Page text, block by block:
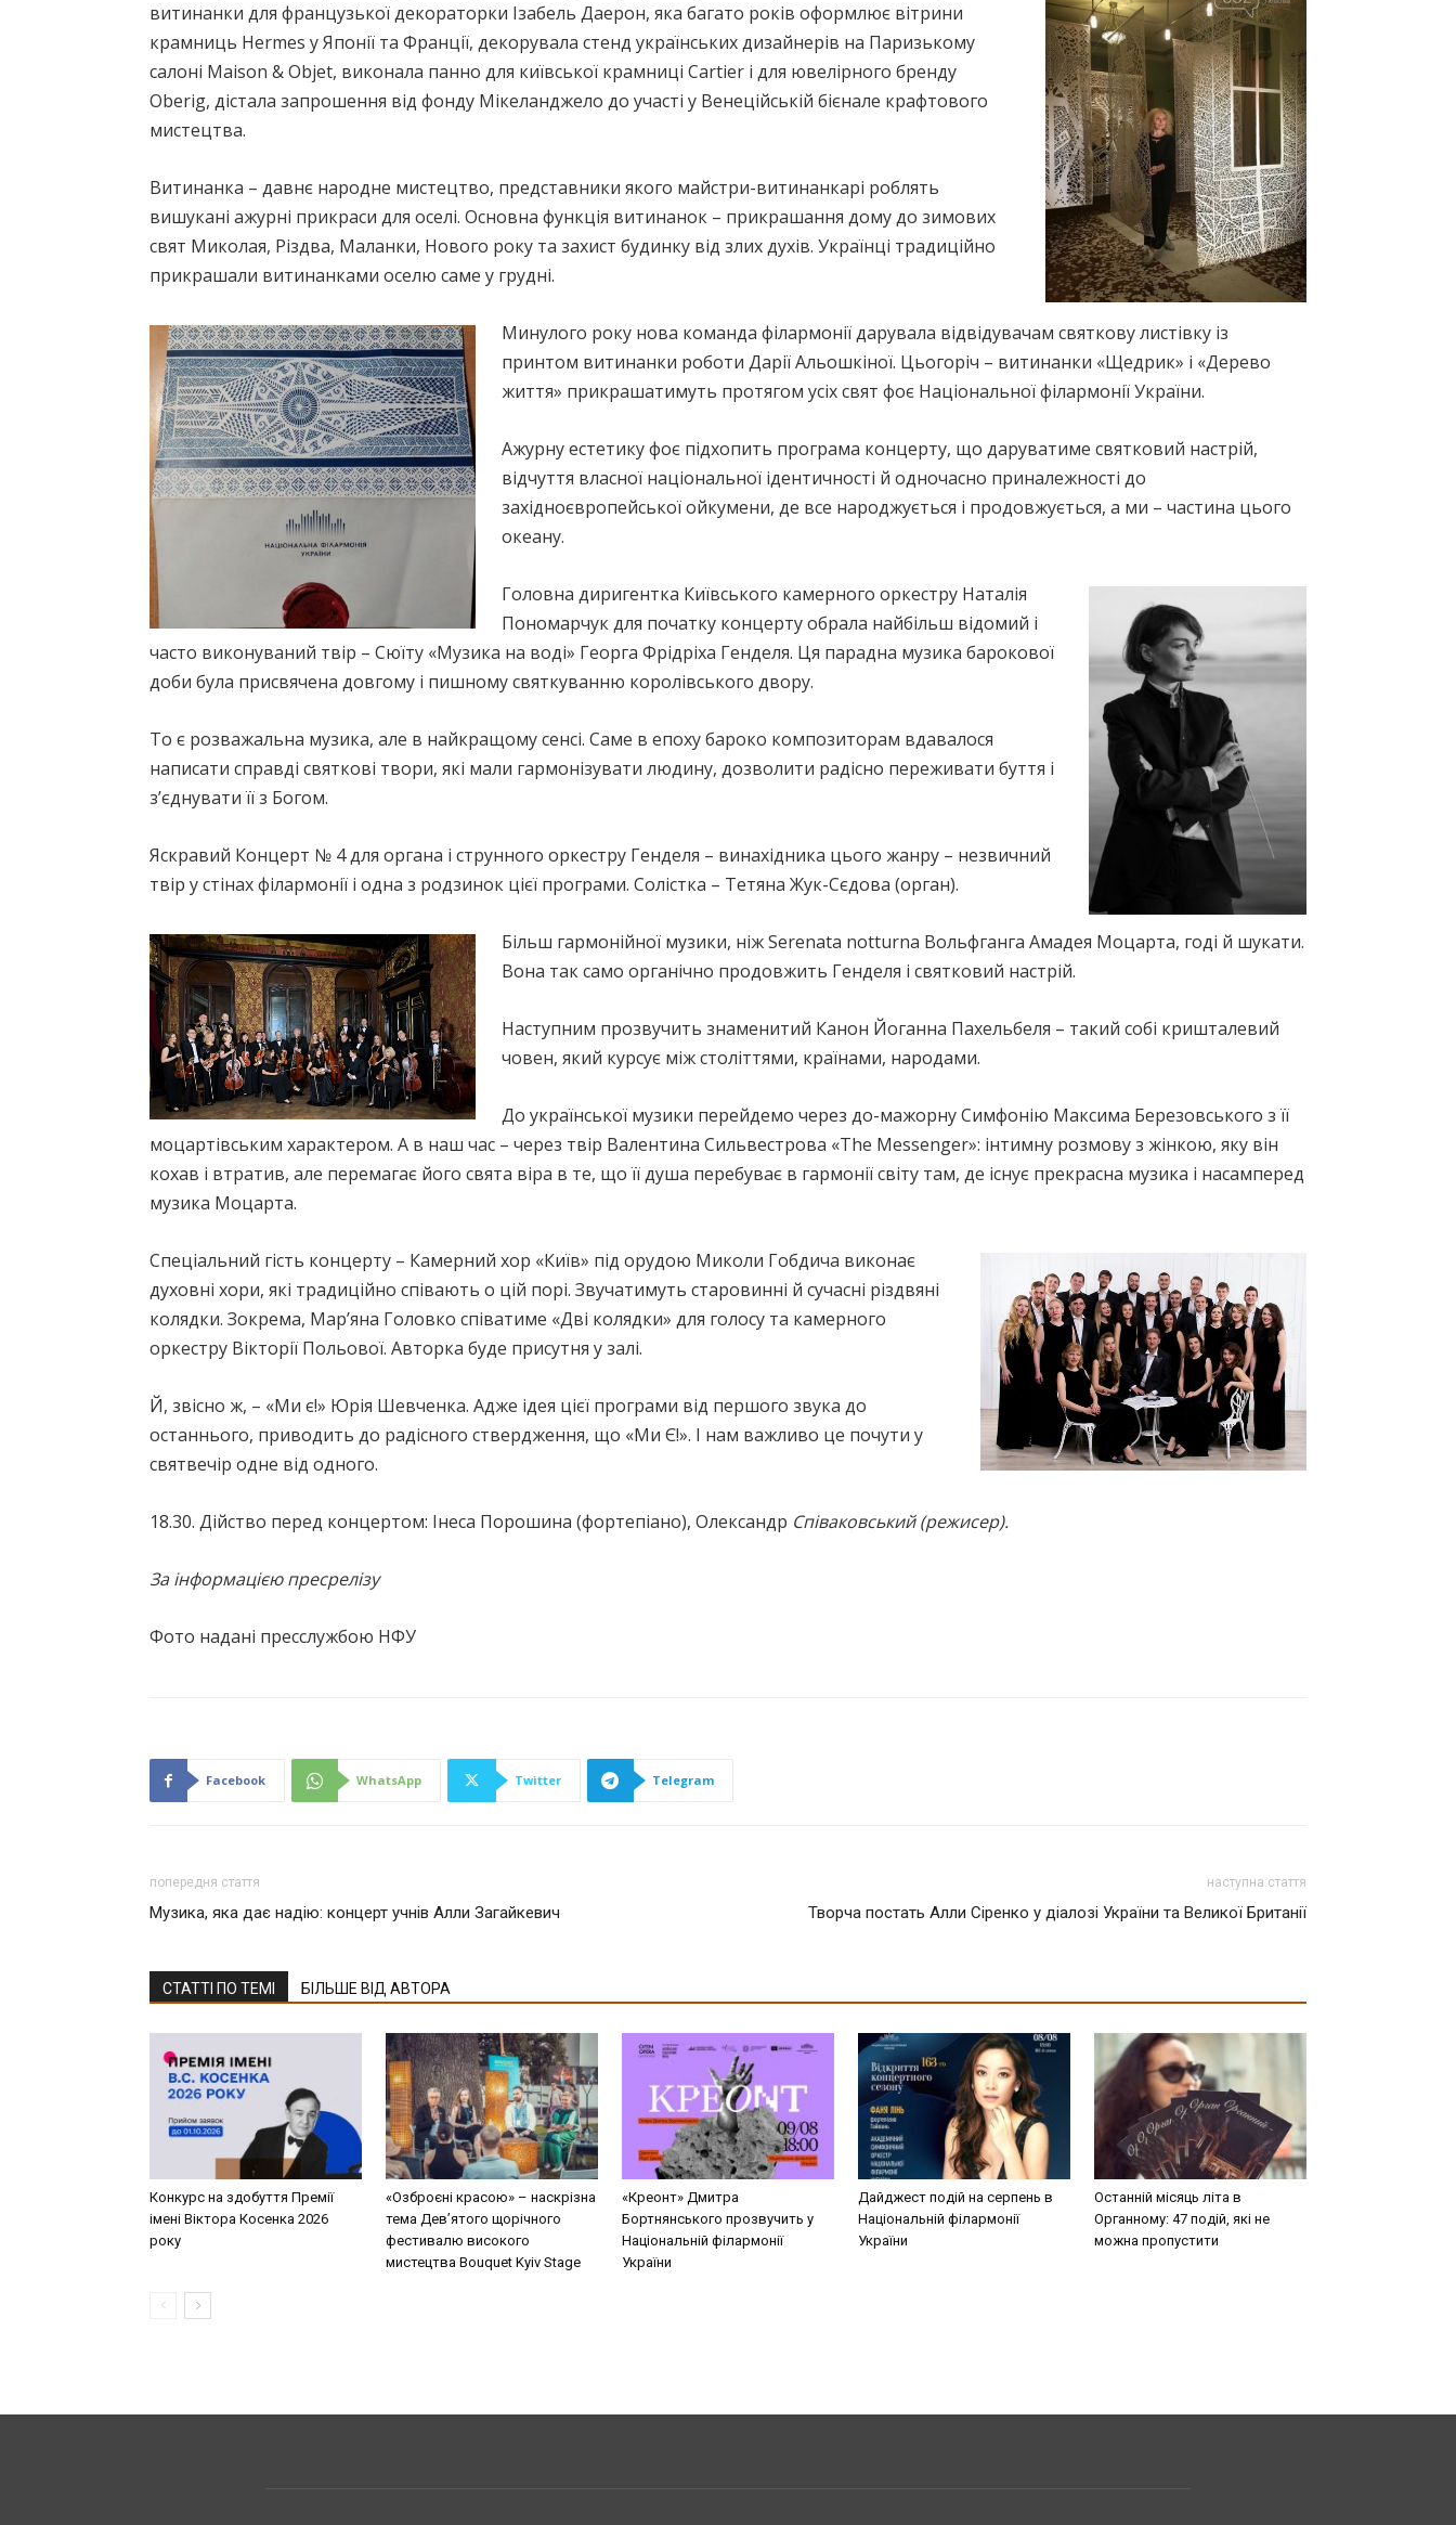
витинанки для французької декораторки Ізабель Даерон, яка багато років оформлює вітрини
крамниць Hermes у Японії та Франції, декорувала стенд українських дизайнерів на Паризькому
салоні Maison & Objet, виконала панно для київської крамниці Cartier і для ювелірного бренду
Oberig, дістала запрошення від фонду Мікеланджело до участі у Венеційській бієнале крафтового
мистецтва.
Витинанка – давнє народне мистецтво, представники якого майстри-витинанкарі роблять
вишукані ажурні прикраси для оселі. Основна функція витинанок – прикрашання дому до зимових
свят Миколая, Різдва, Маланки, Нового року та захист будинку від злих духів. Українці традиційно
прикрашали витинанками оселю саме у грудні.
Минулого року нова команда філармонії дарувала відвідувачам святкову листівку із
принтом витинанки роботи Дарії Альошкіної. Цьогоріч – витинанки «Щедрик» і «Дерево
життя» прикрашатимуть протягом усіх свят фоє Національної філармонії України.
Ажурну естетику фоє підхопить програма концерту, що даруватиме святковий настрій,
відчуття власної національної ідентичності й одночасно приналежності до
західноєвропейської ойкумени, де все народжується і продовжується, а ми – частина цього
океану.
Головна диригентка Київського камерного оркестру Наталія
Пономарчук для початку концерту обрала найбільш відомий і
часто виконуваний твір – Сюїту «Музика на воді» Георга Фрідріха Генделя. Ця парадна музика барокової
доби була присвячена довгому і пишному святкуванню королівського двору.
То є розважальна музика, але в найкращому сенсі. Саме в епоху бароко композиторам вдавалося
написати справді святкові твори, які мали гармонізувати людину, дозволити радісно переживати буття і
з’єднувати її з Богом.
Яскравий Концерт № 4 для органа і струнного оркестру Генделя – винахідника цього жанру – незвичний
твір у стінах філармонії і одна з родзинок цієї програми. Солістка – Тетяна Жук-Сєдова (орган).
Більш гармонійної музики, ніж Serenata notturna Вольфганга Амадея Моцарта, годі й шукати.
Вона так само органічно продовжить Генделя і святковий настрій.
Наступним прозвучить знаменитий Канон Йоганна Пахельбеля – такий собі кришталевий
човен, який курсує між століттями, країнами, народами.
До української музики перейдемо через до-мажорну Симфонію Максима Березовського з її
моцартівським характером. А в наш час – через твір Валентина Сильвестрова «The Messenger»: інтимну розмову з жінкою, яку він
кохав і втратив, але перемагає його свята віра в те, що її душа перебуває в гармонії світу там, де існує прекрасна музика і насамперед
музика Моцарта.
Спеціальний гість концерту – Камерний хор «Київ» під орудою Миколи Гобдича виконає
духовні хори, які традиційно співають о цій порі. Звучатимуть старовинні й сучасні різдвяні
колядки. Зокрема, Мар’яна Головко співатиме «Дві колядки» для голосу та камерного
оркестру Вікторії Польової. Авторка буде присутня у залі.
Й, звісно ж, – «Ми є!» Юрія Шевченка. Адже ідея цієї програми від першого звука до
останнього, приводить до радісного ствердження, що «Ми Є!». І нам важливо це почути у
святвечір одне від одного.
18.30. Дійство перед концертом: Інеса Порошина (фортепіано), Олександр Співаковський (режисер).
За інформацією пресрелізу
Фото надані пресслужбою НФУ
Facebook WhatsApp Twitter Telegram
попередня стаття
Музика, яка дає надію: концерт учнів Алли Загайкевич
наступна стаття
Творча постать Алли Сіренко у діалозі України та Великої Британії
СТАТТІ ПО ТЕМІ БІЛЬШЕ ВІД АВТОРА
Конкурс на здобуття Премії
імені Віктора Косенка 2026
року
«Озброєні красою» – наскрізна
тема Дев’ятого щорічного
фестивалю високого
мистецтва Bouquet Kyiv Stage
«Креонт» Дмитра
Бортнянського прозвучить у
Національній філармонії
України
Дайджест подій на серпень в
Національній філармонії
України
Останній місяць літа в
Органному: 47 подій, які не
можна пропустити